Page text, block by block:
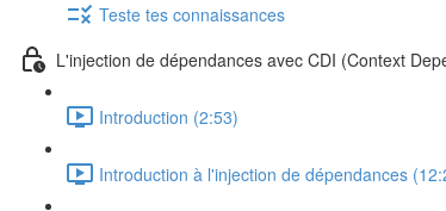
Teste tes connaissances
L'injection de dépendances avec CDI (Context
Introduction (2:53)
Introduction à l'injection de dépendances